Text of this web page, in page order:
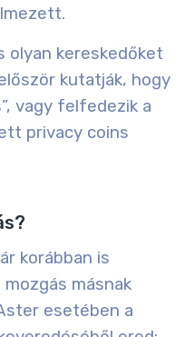
olyan kereskedőket
kutatják, hogy
vagy felfedezik a
privacy coins
korábban is
másnak
esetében a